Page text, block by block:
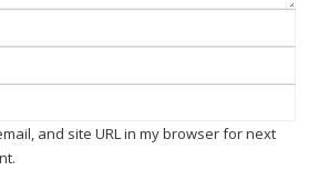
and site URL in my browser for next